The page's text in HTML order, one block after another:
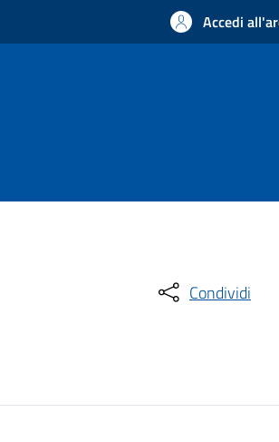
Accedi
Condividi